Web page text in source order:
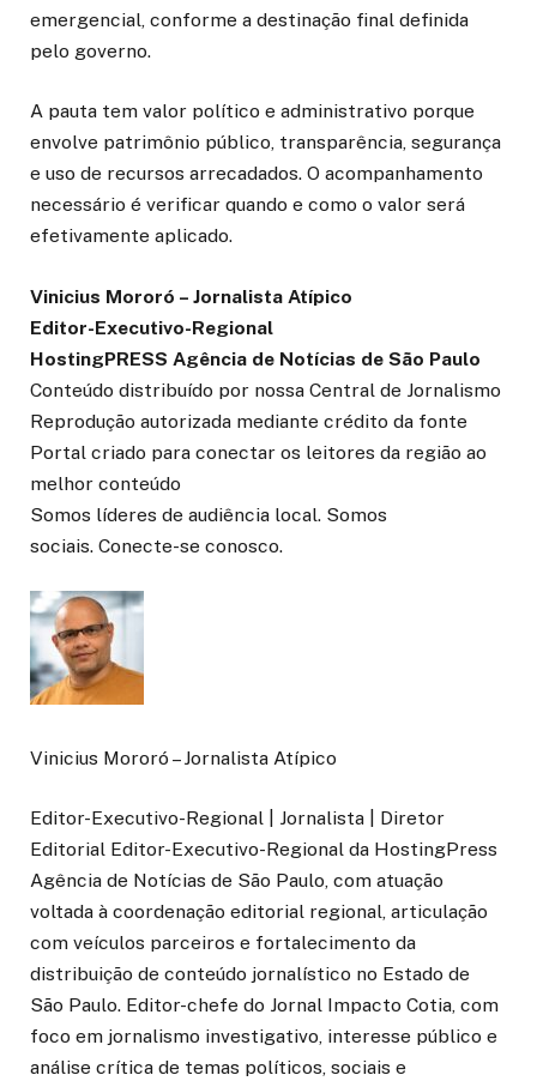
emergencial, conforme a destinação final definida
pelo governo.
A pauta tem valor político e administrativo porque
envolve patrimônio público, transparência, segurança
e uso de recursos arrecadados. O acompanhamento
necessário é verificar quando e como o valor será
efetivamente aplicado.
Vinicius Mororó – Jornalista Atípico
Editor-Executivo-Regional
HostingPRESS Agência de Notícias de São Paulo
Conteúdo distribuído por nossa Central de Jornalismo
Reprodução autorizada mediante crédito da fonte
Portal criado para conectar os leitores da região ao
melhor conteúdo
Somos líderes de audiência local. Somos
sociais. Conecte-se conosco.
Vinicius Mororó – Jornalista Atípico
Editor-Executivo-Regional | Jornalista | Diretor
Editorial Editor-Executivo-Regional da HostingPress
Agência de Notícias de São Paulo, com atuação
voltada à coordenação editorial regional, articulação
com veículos parceiros e fortalecimento da
distribuição de conteúdo jornalístico no Estado de
São Paulo. Editor-chefe do Jornal Impacto Cotia, com
foco em jornalismo investigativo, interesse público e
análise crítica de temas políticos, sociais e